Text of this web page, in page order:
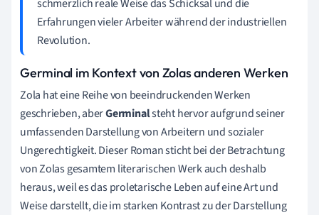
schmerzlich reale Weise das Schicksal und die
Erfahrungen vieler Arbeiter während der industriellen
Revolution.
Germinal im Kontext von Zolas anderen Werken
Zola hat eine Reihe von beeindruckenden Werken
geschrieben, aberGerminalsteht hervor aufgrund seiner
umfassenden Darstellung von Arbeitern und sozialer
Ungerechtigkeit. Dieser Roman sticht bei der Betrachtung
von Zolas gesamtem literarischen Werk auch deshalb
heraus, weil es das proletarische Leben auf eine Art und
Weise darstellt, die im starken Kontrast zu der Darstellung